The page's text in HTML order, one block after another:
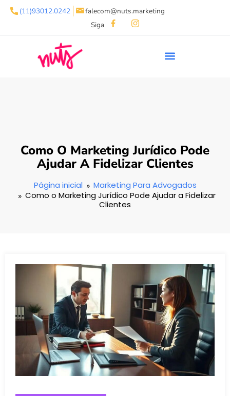
(11)93012.0242
falecom@nuts.marketing
Siga
Como O Marketing Jurídico Pode
Ajudar A Fidelizar Clientes
Página inicial
Marketing Para Advogados
Como o Marketing Jurídico Pode Ajudar a Fidelizar
Clientes